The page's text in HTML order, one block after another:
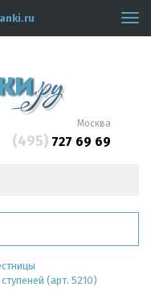
Москва
(495)727 69 69
(арт. 5210)